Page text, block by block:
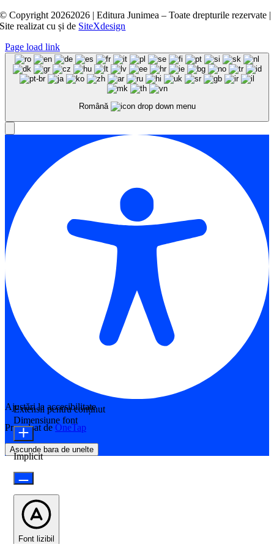
© Copyright 20262026 | Editura Junimea – Toate drepturile rezervate |
Site realizat cușide SiteXdesign
Page load link
Română
Ajustări la accesibilitate
Propulsat de OneTap
Ascunde bara de unelte
Extensii pentru conținut
Dimensiune font
Implicit
Font lizibil